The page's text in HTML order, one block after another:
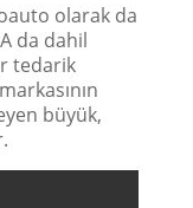
olarak da
da dahil
tedarik
büyük,